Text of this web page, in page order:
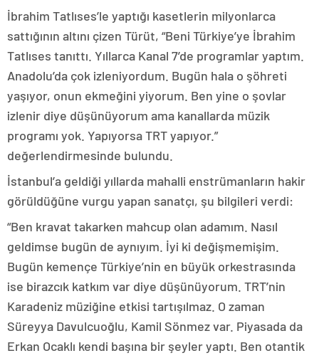
İbrahim Tatlıses’le yaptığı kasetlerin milyonlarca
sattığının altını çizen Türüt, “Beni Türkiye’ye İbrahim
Tatlıses tanıttı. Yıllarca Kanal 7’de programlar yaptım.
Anadolu’da çok izleniyordum. Bugün hala o şöhreti
yaşıyor, onun ekmeğini yiyorum. Ben yine o şovlar
izlenir diye düşünüyorum ama kanallarda müzik
programı yok. Yapıyorsa TRT yapıyor.”
değerlendirmesinde bulundu.
İstanbul’a geldiği yıllarda mahalli enstrümanların hakir
görüldüğüne vurgu yapan sanatçı, şu bilgileri verdi:
“Ben kravat takarken mahcup olan adamım. Nasıl
geldimse bugün de aynıyım. İyi ki değişmemişim.
Bugün kemençe Türkiye’nin en büyük orkestrasında
ise birazcık katkım var diye düşünüyorum. TRT’nin
Karadeniz müziğine etkisi tartışılmaz. O zaman
Süreyya Davulcuoğlu, Kamil Sönmez var. Piyasada da
Erkan Ocaklı kendi başına bir şeyler yaptı. Ben otantik